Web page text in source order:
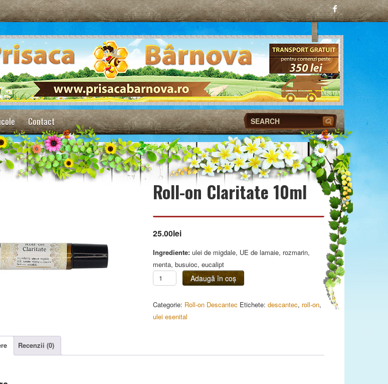
Contact
Roll-on Claritate 10ml
25.00lei
Ingrediente:ulei de migdale, UE de lamaie, rozmarin,
menta, busuioc, eucalipt
Cantitate
Roll-
Claritate
Adaugă în coș
Categorie: Roll-on Descantec Etichete: descantec, roll-on,
ulei esenital
Recenzii (0)